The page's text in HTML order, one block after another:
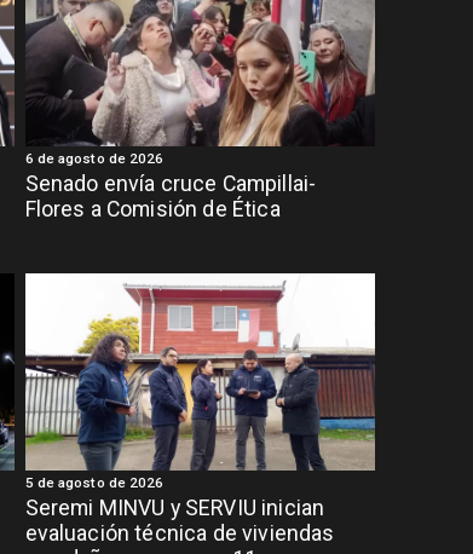
Senado envía cruce Campillai-
Flores a Comisión de Ética
6 de agosto de 2026
Seremi MINVU y SERVIU inician
evaluación técnica de viviendas
5 de agosto de 2026